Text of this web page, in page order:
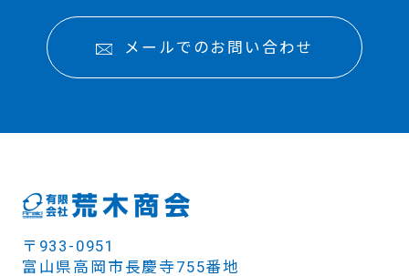
メールでのお問い合わせ
〒933-0951
富山県高岡市長慶寺755番地